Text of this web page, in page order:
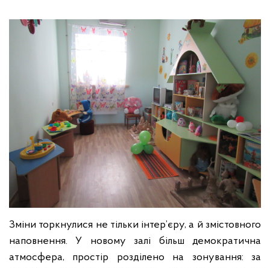
Зміни торкнулися не тільки інтер’єру, а й змістовного
наповнення. У новому залі більш демократична
атмосфера, простір розділено на зонування: за